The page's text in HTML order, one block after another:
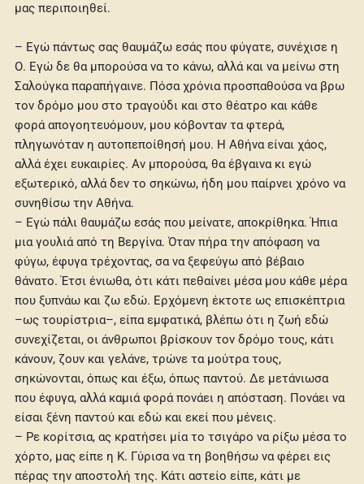
μας περιποιηθεί.
– Εγώ πάντως σας θαυμάζω εσάς που φύγατε, συνέχισε η
Ο. Εγώ δε θα μπορούσα να το κάνω, αλλά και να μείνω στη
Σαλούγκα παραπήγαινε. Πόσα χρόνια προσπαθούσα να βρω
τον δρόμο μου στο τραγούδι και στο θέατρο και κάθε
φορά απογοητευόμουν, μου κόβονταν τα φτερά,
πληγωνόταν η αυτοπεποίθησή μου. Η Αθήνα είναι χάος,
αλλά έχει ευκαιρίες. Αν μπορούσα, θα έβγαινα κι εγώ
εξωτερικό, αλλά δεν το σηκώνω, ήδη μου παίρνει χρόνο να
συνηθίσω την Αθήνα.
– Εγώ πάλι θαυμάζω εσάς που μείνατε, αποκρίθηκα. Ήπια
μια γουλιά από τη Βεργίνα. Όταν πήρα την απόφαση να
φύγω, έφυγα τρέχοντας, σα να ξεφεύγω από βέβαιο
θάνατο. Έτσι ένιωθα, ότι κάτι πεθαίνει μέσα μου κάθε μέρα
που ξυπνάω και ζω εδώ. Ερχόμενη έκτοτε ως επισκέπτρια
–ως τουρίστρια–, είπα εμφατικά, βλέπω ότι η ζωή εδώ
συνεχίζεται, οι άνθρωποι βρίσκουν τον δρόμο τους, κάτι
κάνουν, ζουν και γελάνε, τρώνε τα μούτρα τους,
σηκώνονται, όπως και έξω, όπως παντού. Δε μετάνιωσα
που έφυγα, αλλά καμιά φορά πονάει η απόσταση. Πονάει να
είσαι ξένη παντού και εδώ και εκεί που μένεις.
– Ρε κορίτσια, ας κρατήσει μία το τσιγάρο να ρίξω μέσα το
χόρτο, μας είπε η Κ. Γύρισα να τη βοηθήσω να φέρει εις
πέρας την αποστολή της. Κάτι αστείο είπε, κάτι με